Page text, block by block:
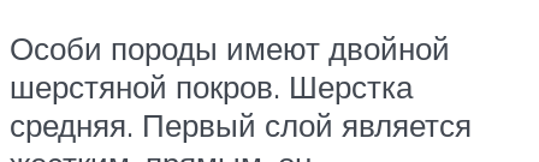
Особи породы имеют двойной
шерстяной покров. Шерстка
средняя. Первый слой является